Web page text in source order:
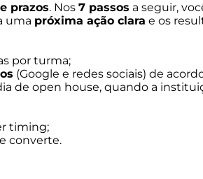
prazos. Nos 7 passos a seguir,
uma próxima ação clara e os
por turma;
(Google e redes sociais) de
de open house, quando a
timing;
converte.